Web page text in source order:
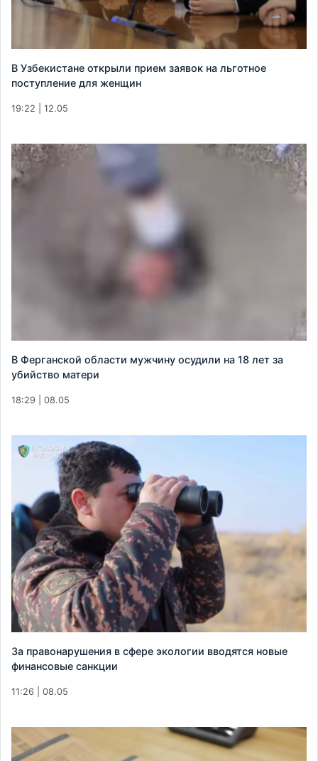
В Узбекистане открыли прием заявок на льготное
поступление для женщин
19:22 | 12.05
В Ферганской области мужчину осудили на 18 лет за
убийство матери
18:29 | 08.05
За правонарушения в сфере экологии вводятся новые
финансовые санкции
11:26 | 08.05